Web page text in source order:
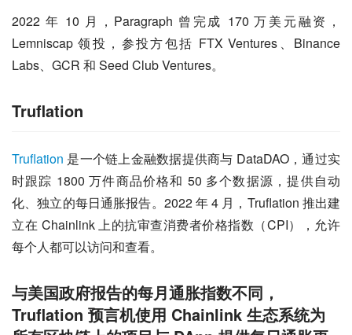
2022 年 10 月，Paragraph 曾完成 170 万美元融资，
Lemniscap 领投，参投方包括 FTX Ventures、Binance
Labs、GCR 和 Seed Club Ventures。
Truflation
Truflation 是一个链上金融数据提供商与 DataDAO，通过实
时跟踪 1800 万件商品价格和 50 多个数据源，提供自动
化、独立的每日通胀报告。2022 年 4 月，Truflation 推出建
立在 Chainlink 上的抗审查消费者价格指数（CPI），允许
每个人都可以访问和查看。
与美国政府报告的每月通胀指数不同，
Truflation 预言机使用 Chainlink 生态系统为